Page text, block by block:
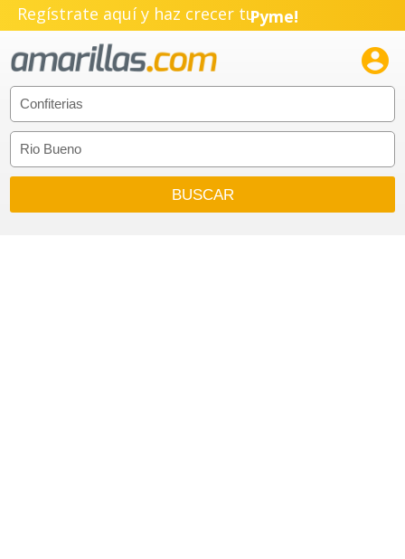
Regístrate aquí y haz crecer tuPyme!
Emprendimiento!
